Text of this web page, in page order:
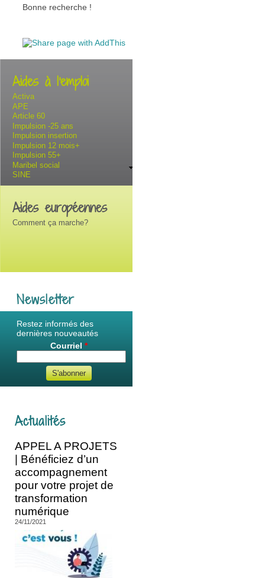
Bonne recherche !
Aides à l'emploi
Activa
APE
Article 60
Impulsion -25 ans
Impulsion insertion
Impulsion 12 mois+
Impulsion 55+
Maribel social
SINE
Aides européennes
Comment ça marche?
Newsletter
Restez informés des
dernières nouveautés
Courriel *
Actualités
APPEL A PROJETS
| Bénéficiez d’un
accompagnement
pour votre projet de
transformation
numérique
24/11/2021